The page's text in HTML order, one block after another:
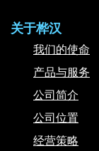
关于桦汉
我们的使命
产品与服务
公司简介
公司位置
经营策略